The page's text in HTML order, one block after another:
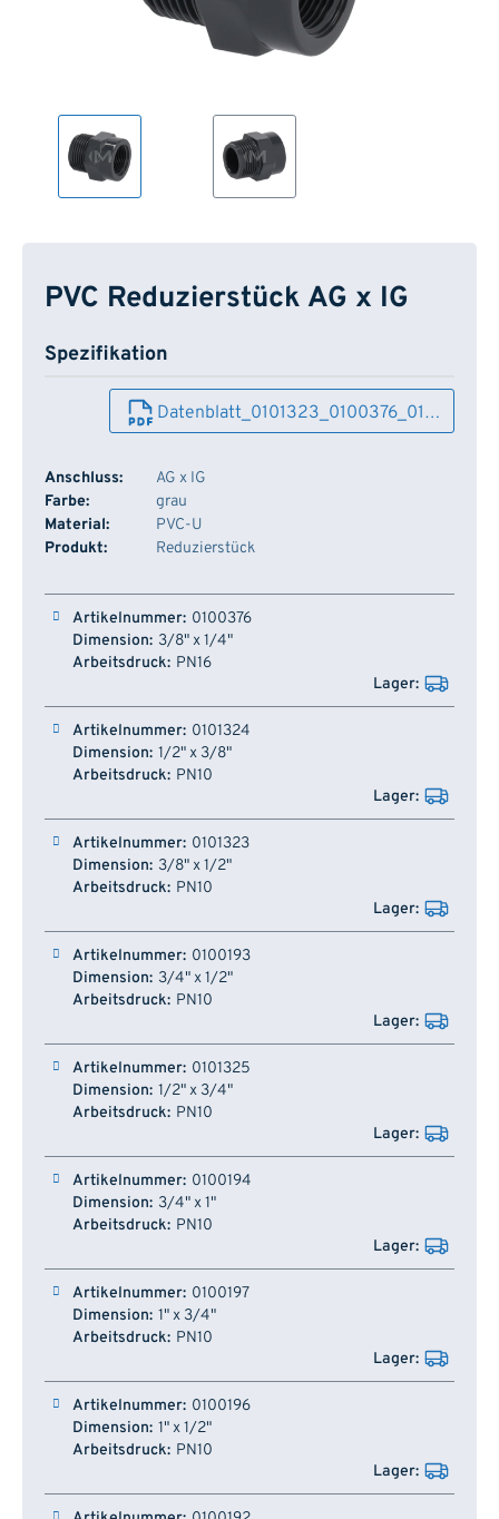
PVC Reduzierstück AG x IG
Spezifikation
Datenblatt_0101323_0100376_01…
Anschluss:
AG x IG
Farbe:
grau
Material:
PVC-U
Produkt:
Reduzierstück
Artikelnummer Dimension
0100376
3/8" x 1/4"
PN16
0101324
1/2" x 3/8"
PN10
0101323
3/8" x 1/2"
PN10
0100193
3/4" x 1/2"
PN10
0101325
1/2" x 3/4"
PN10
0100194
3/4" x 1"
PN10
0100197
1" x 3/4"
PN10
0100196
1" x 1/2"
PN10